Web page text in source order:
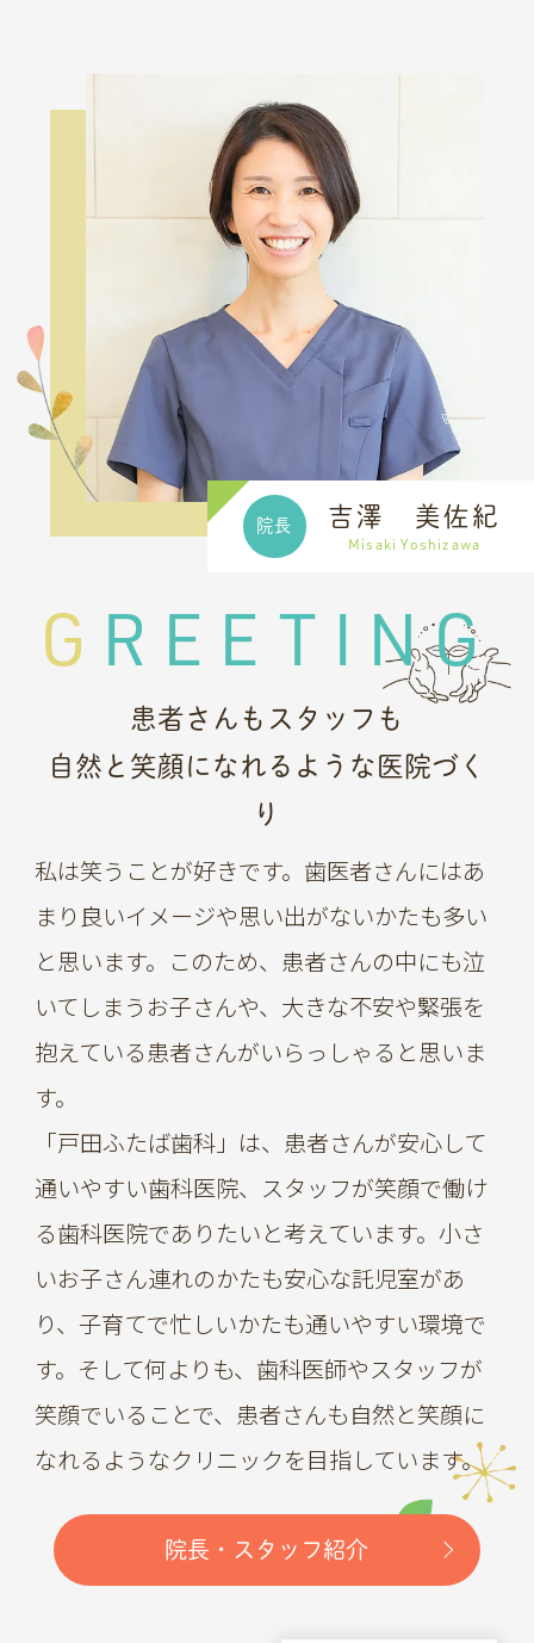
院長 吉澤 美佐紀
Misaki Yoshizawa
GREETING
患者さんもスタッフも
自然と笑顔になれるような医院づく
り
私は笑うことが好きです。歯医者さんにはあ
まり良いイメージや思い出がないかたも多い
と思います。このため、患者さんの中にも泣
いてしまうお子さんや、大きな不安や緊張を
抱えている患者さんがいらっしゃると思いま
す。
「戸田ふたば歯科」は、患者さんが安心して
通いやすい歯科医院、スタッフが笑顔で働け
る歯科医院でありたいと考えています。小さ
いお子さん連れのかたも安心な託児室があ
り、子育てで忙しいかたも通いやすい環境で
す。そして何よりも、歯科医師やスタッフが
笑顔でいることで、患者さんも自然と笑顔に
なれるようなクリニックを目指しています。
院長・スタッフ紹介